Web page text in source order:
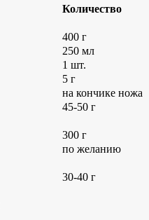
Количество
400 г
250 мл
1 шт.
5 г
на кончике ножа
45-50 г
300 г
по желанию
30-40 г